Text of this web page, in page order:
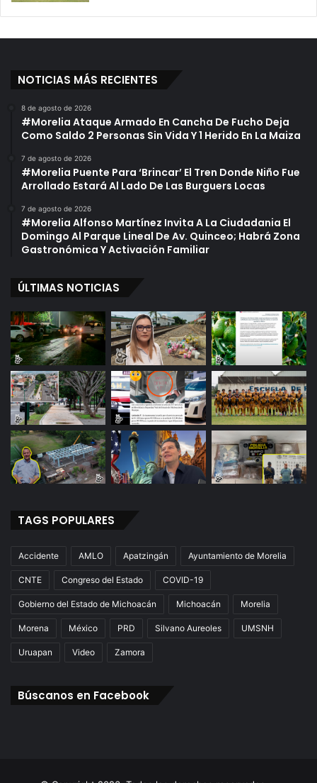
NOTICIAS MÁS RECIENTES
8 de agosto de 2026
#Morelia Ataque Armado En Cancha De Fucho Deja
Como Saldo 2 Personas Sin Vida Y 1 Herido En La Maiza
7 de agosto de 2026
#Morelia Puente Para ‘Brincar’ El Tren Donde Niño Fue
Arrollado Estará Al Lado De Las Burguers Locas
7 de agosto de 2026
#Morelia Alfonso Martínez Invita A La Ciudadania El
Domingo Al Parque Lineal De Av. Quinceo; Habrá Zona
Gastronómica Y Activación Familiar
ÚLTIMAS NOTICIAS
TAGS POPULARES
Accidente AMLO Apatzingán Ayuntamiento de Morelia
CNTE Congreso del Estado COVID-19
Gobierno del Estado de Michoacán Michoacán Morelia
Morena México PRD Silvano Aureoles UMSNH
Uruapan Video Zamora
Búscanos en Facebook